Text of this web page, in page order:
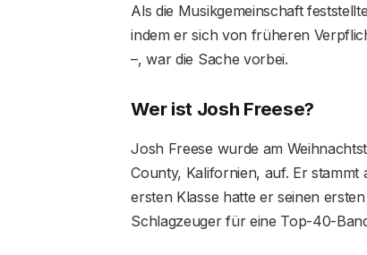
Als die Musikgemeinschaft
indem er sich von früheren
–, war die Sache vorbei.
Wer ist Josh Freese?
Josh Freese wurde am
County, Kalifornien, auf. Er stammt
ersten Klasse hatte er seinen
Schlagzeuger für eine Top-40-